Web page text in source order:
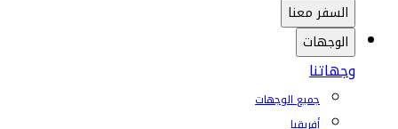
السفر معنا
الوجهات
وجهاتنا
جميع الوجهات
أفريقيا